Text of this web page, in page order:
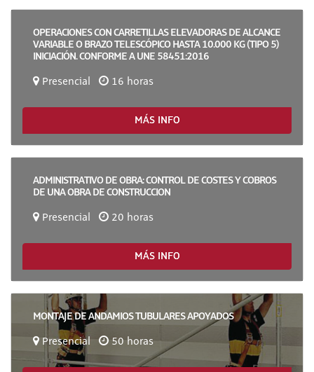
OPERACIONES CON CARRETILLAS ELEVADORAS DE ALCANCE
VARIABLE O BRAZO TELESCÓPICO HASTA 10.000 KG (TIPO 5)
INICIACIÓN. CONFORME A UNE 58451:2016
Presencial 16 horas
MÁS INFO
ADMINISTRATIVO DE OBRA: CONTROL DE COSTES Y COBROS
DE UNA OBRA DE CONSTRUCCION
Presencial 20 horas
MÁS INFO
MONTAJE DE ANDAMIOS TUBULARES APOYADOS
Presencial 50 horas